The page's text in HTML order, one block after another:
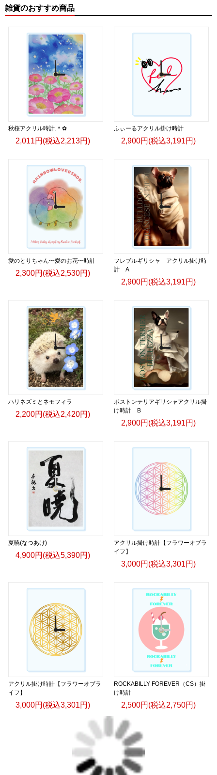
＜著者:挿画作成＞ 凛々風 猛 -リリカゼタケル
日本語版: https://amzn.asia/d/fMWTZVg
小説 [刺すように燃えるような眼差しは] -Version2.
挿画&グッズカタログ <デザイン画集:BEST版>
＜著者:絵本/挿画作成＞ 凛々風 猛 -リリカゼタケル
日本語版: https://amzn.asia/d/hMo8oB0
▶︎小説 [刺すように燃えるような眼差しは]
-Comics Style Version.
挿画&グッズカタログ <デザイン画集:BEST版>
＜著者/絵本:挿画作成＞ 凛々風 猛 -リリカゼタケル
日本語版: https://amzn.asia/d/gPVyU1t
＿＿＿＿＿＿＿＿＿＿＿＿＿＿＿＿＿＿＿＿＿＿
▶︎SUZURI https://suzuri.jp/ririkazetakeru
▶︎UP-T up-t.jp/creator/66b9c067ae64e
▶︎GICLEEPOD
https://gicleepod.com/store/artist-ririkazetakeru
雑貨のおすすめ商品
秋桜アクリル時計.＊✿
2,011円(税込2,213円)
ふぃーるアクリル掛け時計
2,900円(税込3,191円)
愛のとりちゃん〜愛のお花〜時計
2,300円(税込2,530円)
フレブルギリシャ アクリル掛け時
計 A
2,900円(税込3,191円)
ハリネズミとネモフィラ
2,200円(税込2,420円)
ボストンテリアギリシャアクリル掛
け時計 B
2,900円(税込3,191円)
夏暁(なつあけ)
4,900円(税込5,390円)
アクリル掛け時計【フラワーオブラ
イフ】
3,000円(税込3,301円)
アクリル掛け時計【フラワーオブラ
イフ】
3,000円(税込3,301円)
ROCKABILLY FOREVER（CS）掛
け時計
2,500円(税込2,750円)